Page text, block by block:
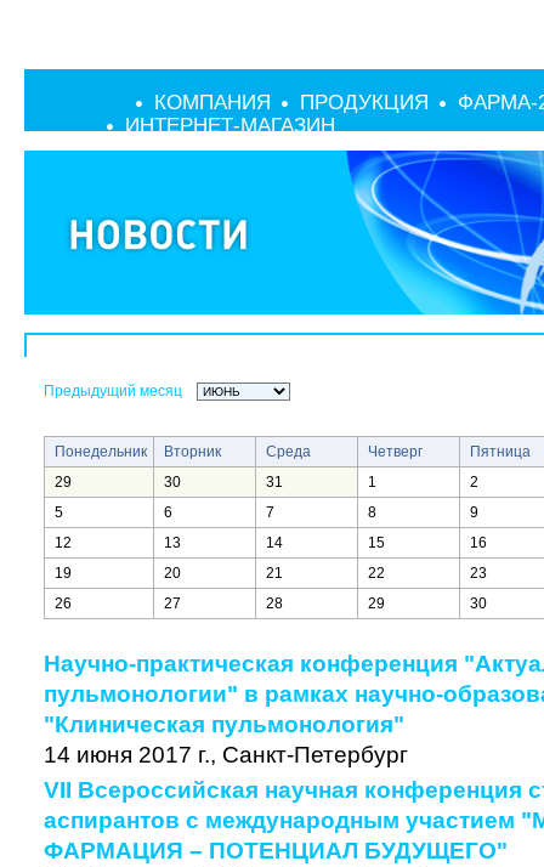
КОМПАНИЯ ПРОДУКЦИЯ
ФАРМА-
ИНТЕРНЕТ-МАГАЗИН
Предыдущий месяц
Понедельник Вторник Среда Четверг
Пятница
29
30 31 1
2
5
6 7 8
9
12
13 14 15
16
19
20 21 22
23
26
27 28 29 30
Научно-практическая конференция
пульмонологии" в рамках научно-
"Клиническая пульмонология"
14 июня 2017 г., Санкт-Петербург
VII Всероссийская научная конференция
аспирантов с международным участием
ФАРМАЦИЯ – ПОТЕНЦИАЛ БУДУЩЕГО"